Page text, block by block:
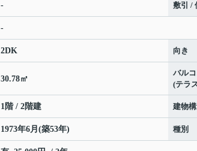
- 敷引 /
-
2DK 向き
30.78㎡
バル
(テラ
1階 / 2階建 建物
1973年6月(築53年) 種別